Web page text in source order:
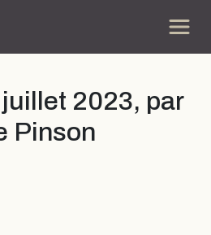
juillet 2023, par
Pinson